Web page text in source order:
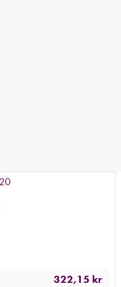
322,15 kr